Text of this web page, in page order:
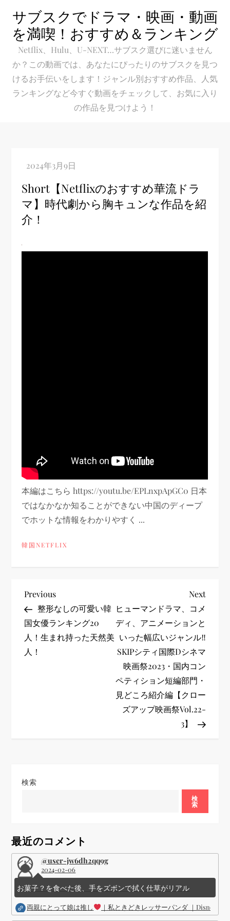
content
サブスクでドラマ・映画・動画
を満喫！おすすめ＆ランキング
Netflix、Hulu、U-NEXT…サブスク選びに迷いません
か？この動画では、あなたにぴったりのサブスクを見つ
けるお手伝いをします！ジャンル別おすすめ作品、人気
ランキングなど今すぐ動画をチェックして、お気に入り
の作品を見つけよう！
Short【Netflixのおすすめ華流ドラ
マ】時代劇から胸キュンな作品を紹
介！
本編はこちら https://youtu.be/EPLnxpApGC0 日本
ではなかなか知ることができない中国のディープ
でホットな情報をわかりやすく ...
韓国NETFLIX
投
稿
ナ
ン
Previous
Post
Previous
整形なしの可愛い韓
国女優ランキング20
人！生まれ持った天然美
人！
Next
Next
ヒューマンドラマ、コメ
ディ、アニメーションと
いった幅広いジャンル‼
SKIPシティ国際Dシネマ
映画祭2023・国内コン
ペティション短編部門・
見どころ紹介編【クロー
ズアップ映画祭Vol.22-
3】
検索
検
索
最近のコメント
@user-jw6dh2qq9g
2024-02-06
お菓子？を食べた後、手をズボンで拭く仕草がリアル
両親にとって娘は推し ｜私ときどきレッサーパンダ ｜Disney (